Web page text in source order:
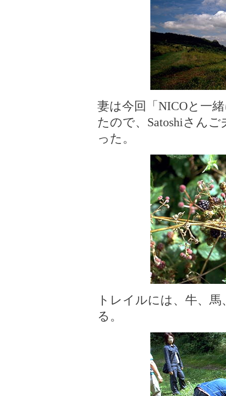
妻は今回「NICOと一
たので、Satoshiさん
った。
トレイルには、牛、
る。